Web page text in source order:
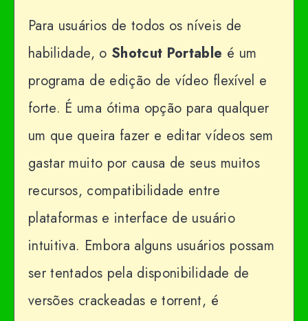
Para usuários de todos os níveis de
habilidade, o Shotcut Portable é um
programa de edição de vídeo flexível e
forte. É uma ótima opção para qualquer
um que queira fazer e editar vídeos sem
gastar muito por causa de seus muitos
recursos, compatibilidade entre
plataformas e interface de usuário
intuitiva. Embora alguns usuários possam
ser tentados pela disponibilidade de
versões crackeadas e torrent, é